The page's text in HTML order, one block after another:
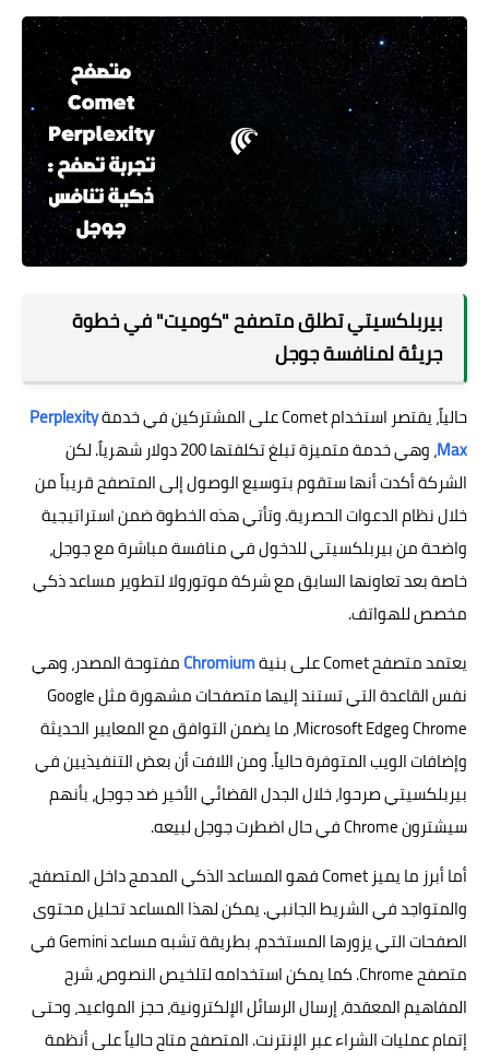
بيربلكسيتي تطلق متصفح "كوميت" في خطوة
جريئة لمنافسة جوجل
حالياً، يقتصر استخدام Comet على المشتركين في خدمة
Perplexity
Max
، وهي خدمة متميزة تبلغ تكلفتها 200 دولار شهرياً. لكن
الشركة أكدت أنها ستقوم بتوسيع الوصول إلى المتصفح قريباً من
خلال نظام الدعوات الحصرية. وتأتي هذه الخطوة ضمن استراتيجية
واضحة من بيربلكسيتي للدخول في منافسة مباشرة مع جوجل،
خاصة بعد تعاونها السابق مع شركة موتورولا لتطوير مساعد ذكي
مخصص للهواتف.
يعتمد متصفح Comet على بنية
Chromiumمفتوحة المصدر، وهي
نفس القاعدة التي تستند إليها متصفحات مشهورة مثل Google
Chrome وMicrosoft Edge، ما يضمن التوافق مع المعايير الحديثة
وإضافات الويب المتوفرة حالياً. ومن اللافت أن بعض التنفيذيين في
بيربلكسيتي صرحوا، خلال الجدل القضائي الأخير ضد جوجل، بأنهم
سيشترون Chrome في حال اضطرت جوجل لبيعه.
أما أبرز ما يميز Comet فهو المساعد الذكي المدمج داخل المتصفح،
والمتواجد في الشريط الجانبي. يمكن لهذا المساعد تحليل محتوى
الصفحات التي يزورها المستخدم، بطريقة تشبه مساعد Gemini في
متصفح Chrome. كما يمكن استخدامه لتلخيص النصوص، شرح
المفاهيم المعقدة، إرسال الرسائل الإلكترونية، حجز المواعيد، وحتى
إتمام عمليات الشراء عبر الإنترنت. المتصفح متاح حالياً على أنظمة